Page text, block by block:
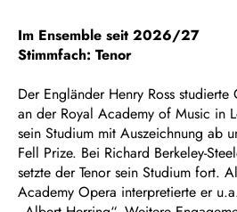
Im Ensemble seit 2026/27
Stimmfach: Tenor
Der Engländer Henry Ross
an der Royal Academy of Music in
sein Studium mit Auszeichnung ab
Fell Prize. Bei Richard Berkeley-
setzte der Tenor sein Studium fort.
Academy Opera interpretierte er